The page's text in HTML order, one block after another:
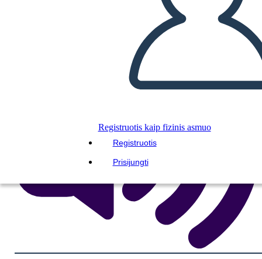
Registruotis kaip fizinis asmuo
Registruotis
Prisijungti
SKAITYK MAN